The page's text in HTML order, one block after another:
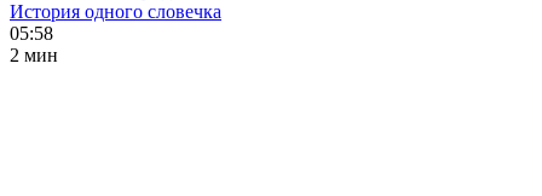
История одного словечка
05:58
2 мин